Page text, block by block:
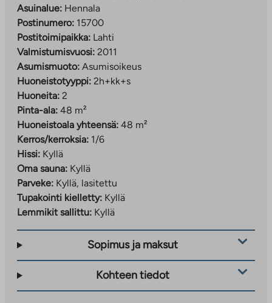
Asuinalue: Hennala
Postinumero: 15700
Postitoimipaikka: Lahti
Valmistumisvuosi: 2011
Asumismuoto: Asumisoikeus
Huoneistotyyppi: 2h+kk+s
Huoneita: 2
Pinta-ala: 48 m²
Huoneistoala yhteensä: 48 m²
Kerros/kerroksia: 1/6
Hissi: Kyllä
Oma sauna: Kyllä
Parveke: Kyllä, lasitettu
Tupakointi kielletty: Kyllä
Lemmikit sallittu: Kyllä
Sopimus ja maksut
Kohteen tiedot